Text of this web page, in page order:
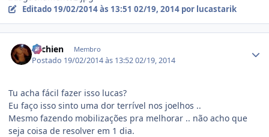
Editado 19/02/2014 às 13:51 02/19, 2014 por lucastarik
ritchien Membro
Postado 19/02/2014 às 13:5202/19, 2014
Tu acha fácil fazer isso lucas?
Eu faço isso sinto uma dor terrível nos joelhos ..
Mesmo fazendo mobilizações pra melhorar .. não acho que
seja coisa de resolver em 1 dia.